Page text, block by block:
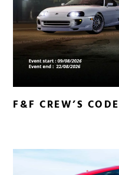
F&F CREW’S